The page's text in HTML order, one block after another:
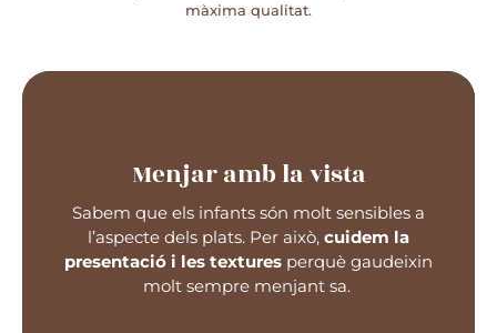
màxima qualitat.
Menjar amb la vista
Sabem que els infants són molt sensibles a
l’aspecte dels plats. Per això, cuidem la
presentació i les textures perquè gaudeixin
molt sempre menjant sa.
Treballem amb ingredients naturals, cuinats
amb cura, i fem que les verdures s’integrin
suaument als plats perquè els nens
descobreixin, sense pressa, els sabors autèntics
i saludables de sempre.